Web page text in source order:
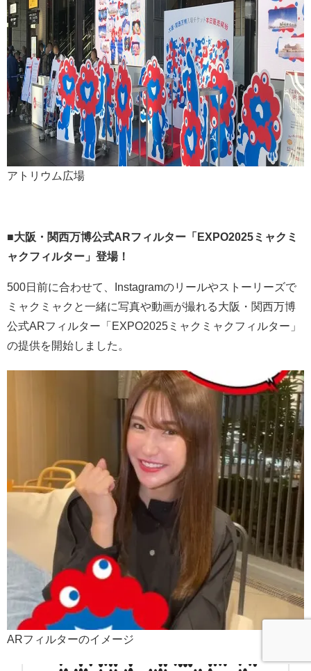
アトリウム広場
■大阪・関西万博公式ARフィルター「 EXPO2025ミャクミ
ャクフィルター」登場！
500日前に合わせて、Instagramのリールやストーリーズで
ミャクミャクと一緒に写真や動画が撮れる大阪・関西万博
公式ARフィルター「EXPO2025ミャクミャクフィルター」
の提供を開始しました。
ARフィルターのイメージ